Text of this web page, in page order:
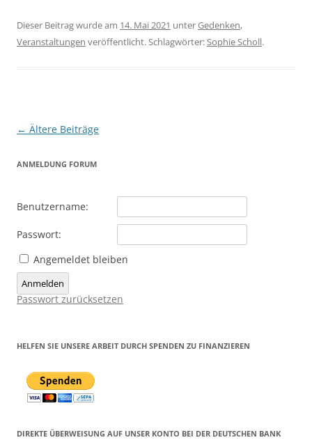
Dieser Beitrag wurde am 14. Mai 2021 unterGedenken,
Veranstaltungen veröffentlicht. Schlagwörter:Sophie Scholl.
Beitragsnavigation
← Ältere Beiträge
ANMELDUNG FORUM
Benutzername:
Passwort:
Angemeldet bleiben
Anmelden
Passwort zurücksetzen
HELFEN SIE UNSERE ARBEIT DURCH SPENDEN ZU FINANZIEREN
DIREKTE ÜBERWEISUNG AUF UNSER KONTO BEI DER DEUTSCHEN BANK